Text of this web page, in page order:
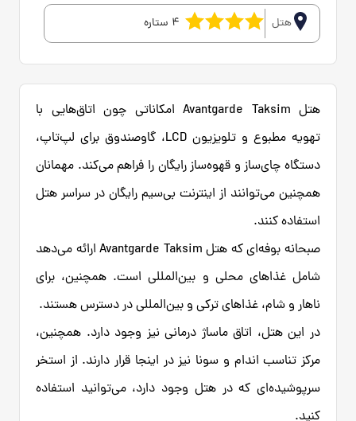
هتل 4 ستاره
هتل Avantgarde Taksim امکاناتی چون اتاق‌هایی با
تهویه مطبوع و تلویزیون LCD، گاوصندوق برای لپ‌تاپ،
دستگاه چای‌ساز و قهوه‌ساز رایگان را فراهم می‌کند. مهمانان
همچنین می‌توانند از اینترنت بی‌سیم رایگان در سراسر هتل
استفاده کنند.
صبحانه بوفه‌ای که هتل Avantgarde Taksim ارائه می‌دهد
شامل غذاهای محلی و بین‌المللی است. همچنین، برای
ناهار و شام، غذاهای ترکی و بین‌المللی در دسترس هستند.
در این هتل، اتاق ماساژ درمانی نیز وجود دارد. همچنین،
مرکز تناسب اندام و سونا نیز در اینجا قرار دارند. از استخر
سرپوشیده‌ای که در هتل وجود دارد، می‌توانید استفاده
کنید.